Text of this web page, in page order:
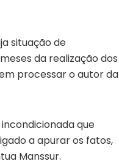
situação de
da realização dos
processar o autor da
que
a apurar os fatos,
Manssur.